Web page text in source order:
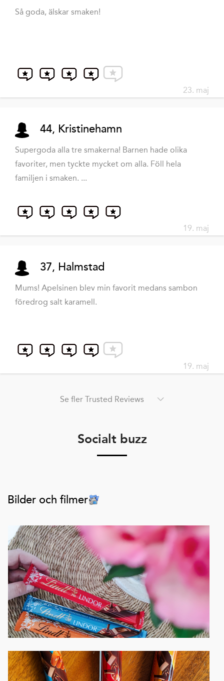
Så goda, älskar smaken!
23. maj
44, Kristinehamn
Supergoda alla tre smakerna! Barnen hade olika
favoriter, men tyckte mycket om alla. Föll hela
familjen i smaken. ...
19. maj
37, Halmstad
Mums! Apelsinen blev min favorit medans sambon
föredrog salt karamell.
19. maj
Se fler Trusted Reviews
Socialt buzz
Bilder och filmer